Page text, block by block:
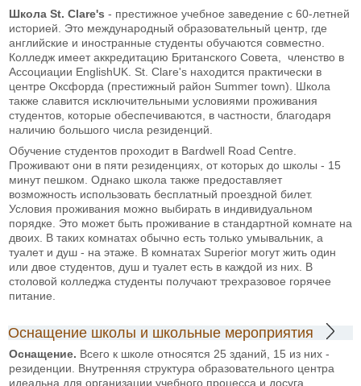
Школа St. Clare's - престижное учебное заведение с 60-летней
историей. Это международный образовательный центр, где
английские и иностранные студенты обучаются совместно.
Колледж имеет аккредитацию Британского Совета, членство в
Ассоциации EnglishUK. St. Clare's находится практически в
центре Оксфорда (престижный район Summer town). Школа
также славится исключительными условиями проживания
студентов, которые обеспечиваются, в частности, благодаря
наличию большого числа резиденций.
Обучение студентов проходит в Bardwell Road Centre.
Проживают они в пяти резиденциях, от которых до школы - 15
минут пешком. Однако школа также предоставляет
возможность использовать бесплатный проездной билет.
Условия проживания можно выбирать в индивидуальном
порядке. Это может быть проживание в стандартной комнате на
двоих. В таких комнатах обычно есть только умывальник, а
туалет и душ - на этаже. В комнатах Superior могут жить один
или двое студентов, душ и туалет есть в каждой из них. В
столовой колледжа студенты получают трехразовое горячее
питание.
Оснащение школы и школьные мероприятия
Оснащение. Всего к школе относятся 25 зданий, 15 из них -
резиденции. Внутренняя структура образовательного центра
идеальна для организации учебного процесса и досуга